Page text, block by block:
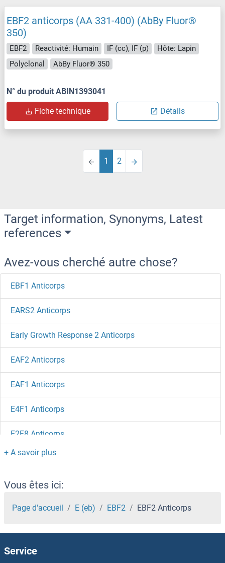
EBF2 anticorps (AA 331-400) (AbBy Fluor®
350)
EBF2 Reactivité: Humain IF (cc), IF (p)
Hôte: Lapin
Polyclonal
AbBy Fluor® 350
N° du produit ABIN1393041
Fiche technique Détails
1 2
Target information, Synonyms, Latest
references
Avez-vous cherché autre chose?
EBF1 Anticorps
EARS2 Anticorps
Early Growth Response 2 Anticorps
EAF2 Anticorps
EAF1 Anticorps
E4F1 Anticorps
E2F8 Anticorps
E2F7 Anticorps
E2F6 Anticorps
E2F5 Anticorps
E2F4/E2F5 Anticorps
E2F4 Anticorps
Vous êtes ici:
Page d'accueil E (eb) EBF2 EBF2 Anticorps
Service